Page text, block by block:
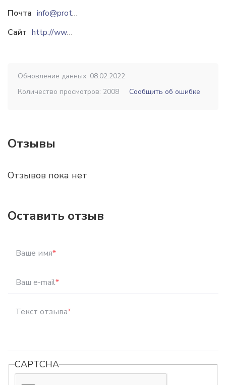
Почта
info@protein.by
Сайт
http://www.protein.by
Обновление данных: 08.02.2022
Количество просмотров: 2008
Сообщить об ошибке
Отзывы
Отзывов пока нет
Оставить отзыв
Ваше имя*
Ваш e-mail*
Текст отзыва*
CAPTCHA